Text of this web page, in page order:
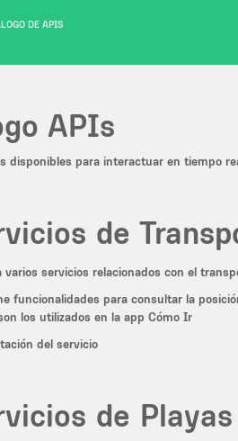
DE APIS
APIs
disponibles para interactuar en tiempo
de
varios servicios relacionados con el
funcionalidades para consultar la
los utilizados en la app Cómo Ir
del servicio
de Playas